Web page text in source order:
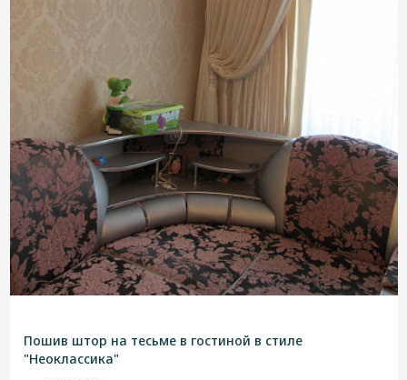
Пошив штор на тесьме в гостиной в стиле
"Неоклассика"